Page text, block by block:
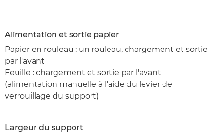
Alimentation et sortie papier
Papier en rouleau : un rouleau, chargement et sortie
par l'avant
Feuille : chargement et sortie par l'avant
(alimentation manuelle à l'aide du levier de
verrouillage du support)
Largeur du support